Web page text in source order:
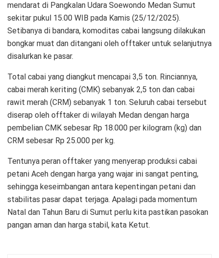
mendarat di Pangkalan Udara Soewondo Medan Sumut
sekitar pukul 15.00 WIB pada Kamis (25/12/2025).
Setibanya di bandara, komoditas cabai langsung dilakukan
bongkar muat dan ditangani oleh offtaker untuk selanjutnya
disalurkan ke pasar.
Total cabai yang diangkut mencapai 3,5 ton. Rinciannya,
cabai merah keriting (CMK) sebanyak 2,5 ton dan cabai
rawit merah (CRM) sebanyak 1 ton. Seluruh cabai tersebut
diserap oleh offtaker di wilayah Medan dengan harga
pembelian CMK sebesar Rp 18.000 per kilogram (kg) dan
CRM sebesar Rp 25.000 per kg.
Tentunya peran offtaker yang menyerap produksi cabai
petani Aceh dengan harga yang wajar ini sangat penting,
sehingga keseimbangan antara kepentingan petani dan
stabilitas pasar dapat terjaga. Apalagi pada momentum
Natal dan Tahun Baru di Sumut perlu kita pastikan pasokan
pangan aman dan harga stabil, kata Ketut.